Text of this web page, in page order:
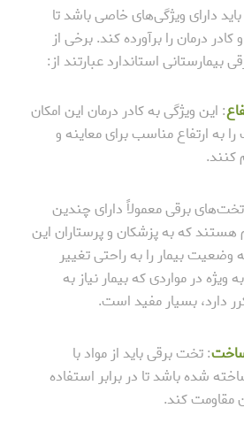
دارای ویژگی‌های خاصی باشد تا
کادر درمان را برآورده کند. برخی از
استاندارد عبارتند از:
: این ویژگی به کادر درمان این امکان
به ارتفاع مناسب برای معاینه و
کنند.
برقی معمولاً دارای چندین
که به پزشکان و پرستاران این
وضعیت بیمار را به راحتی تغییر
ویژه در مواردی که بیمار نیاز به
دارد، بسیار مفید است.
: تخت برقی باید از مواد با
شده باشد تا در برابر استفاده
مقاومت کند.